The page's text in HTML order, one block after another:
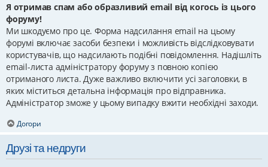
Я отримав спам або образливий email від когось із цього
форуму!
Ми шкодуємо про це. Форма надсилання email на цьому
форумі включає засоби безпеки і можливість відслідковувати
користувачів, що надсилають подібні повідомлення. Надішліть
email-листа адміністратору форуму з повною копією
отриманого листа. Дуже важливо включити усі заголовки, в
яких міститься детальна інформація про відправника.
Адміністратор зможе у цьому випадку вжити необхідні заходи.
Догори
Друзі та недруги